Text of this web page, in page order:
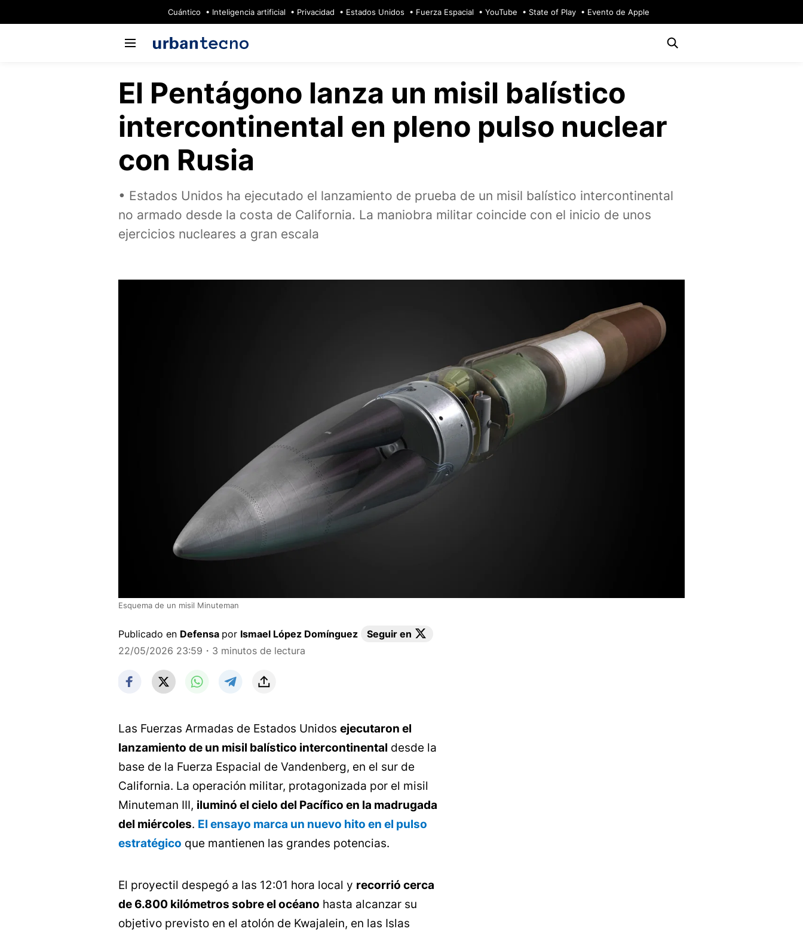
Cuántico Inteligencia artificial Privacidad Estados Unidos Fuerza Espacial YouTube State of Play Evento de Apple
El Pentágono lanza un misil balístico
intercontinental en pleno pulso nuclear
con Rusia
Estados Unidos ha ejecutado el lanzamiento de prueba de un misil balístico intercontinental
no armado desde la costa de California. La maniobra militar coincide con el inicio de unos
ejercicios nucleares a gran escala
Esquema de un misil Minuteman
Publicado en Defensa por Ismael López Domínguez
Seguir en
22/05/2026 23:59 ・3 minutos de lectura
Las Fuerzas Armadas de Estados Unidos ejecutaron el
lanzamiento de un misil balístico intercontinental desde la
base de la Fuerza Espacial de Vandenberg, en el sur de
California. La operación militar, protagonizada por el misil
Minuteman III, iluminó el cielo del Pacífico en la madrugada
del miércoles. El ensayo marca un nuevo hito en el pulso
estratégico que mantienen las grandes potencias.
El proyectil despegó a las 12:01 hora local y recorrió cerca
de 6.800 kilómetros sobre el océano hasta alcanzar su
objetivo previsto en el atolón de Kwajalein, en las Islas